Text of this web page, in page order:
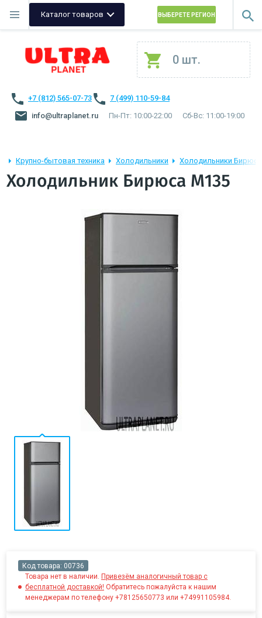
Каталог товаров ВЫБЕРЕТЕ РЕГИОН
0 шт.
+7 (812) 565-07-73
7 (499) 110-59-84
info@ultraplanet.ru
Пн-Пт: 10:00-22:00 Сб-Вс: 11:00-19:00
Крупно-бытовая техника Холодильники Холодильники Бирюса
Холодильник Бирюса M135
Код товара: 00736
Товара нет в наличии. Привезём аналогичный товар с
бесплатной доставкой! Обратитесь пожалуйста к нашим
менеджерам по телефону +78125650773 или +74991105984.